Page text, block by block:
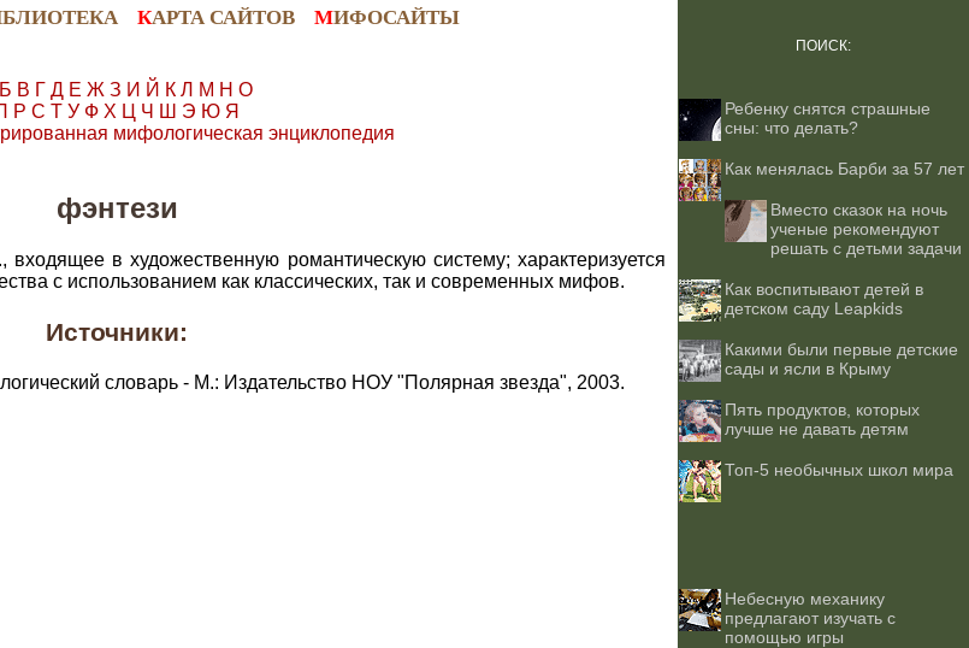
КАРТА САЙТОВ МИФОСАЙТЫ
Б В Г Д Е Ж З И Й К Л М Н О
Р С Т У Ф Х Ц Ч Ш Э Ю Я
мифологическая энциклопедия
фэнтези
в художественную романтическую систему; характеризуется
с использованием как классических, так и современных мифов.
Источники:
словарь - М.: Издательство НОУ "Полярная звезда", 2003.
ПОИСК:
Ребенку снятся страшные
сны: что делать?
Как менялась Барби за 57 лет
Вместо сказок на ночь
ученые рекомендуют
решать с детьми задачи
Как воспитывают детей в
детском саду Leapkids
Какими были первые детские
сады и ясли в Крыму
Пять продуктов, которых
лучше не давать детям
Топ-5 необычных школ мира
Небесную механику
предлагают изучать с
помощью игры